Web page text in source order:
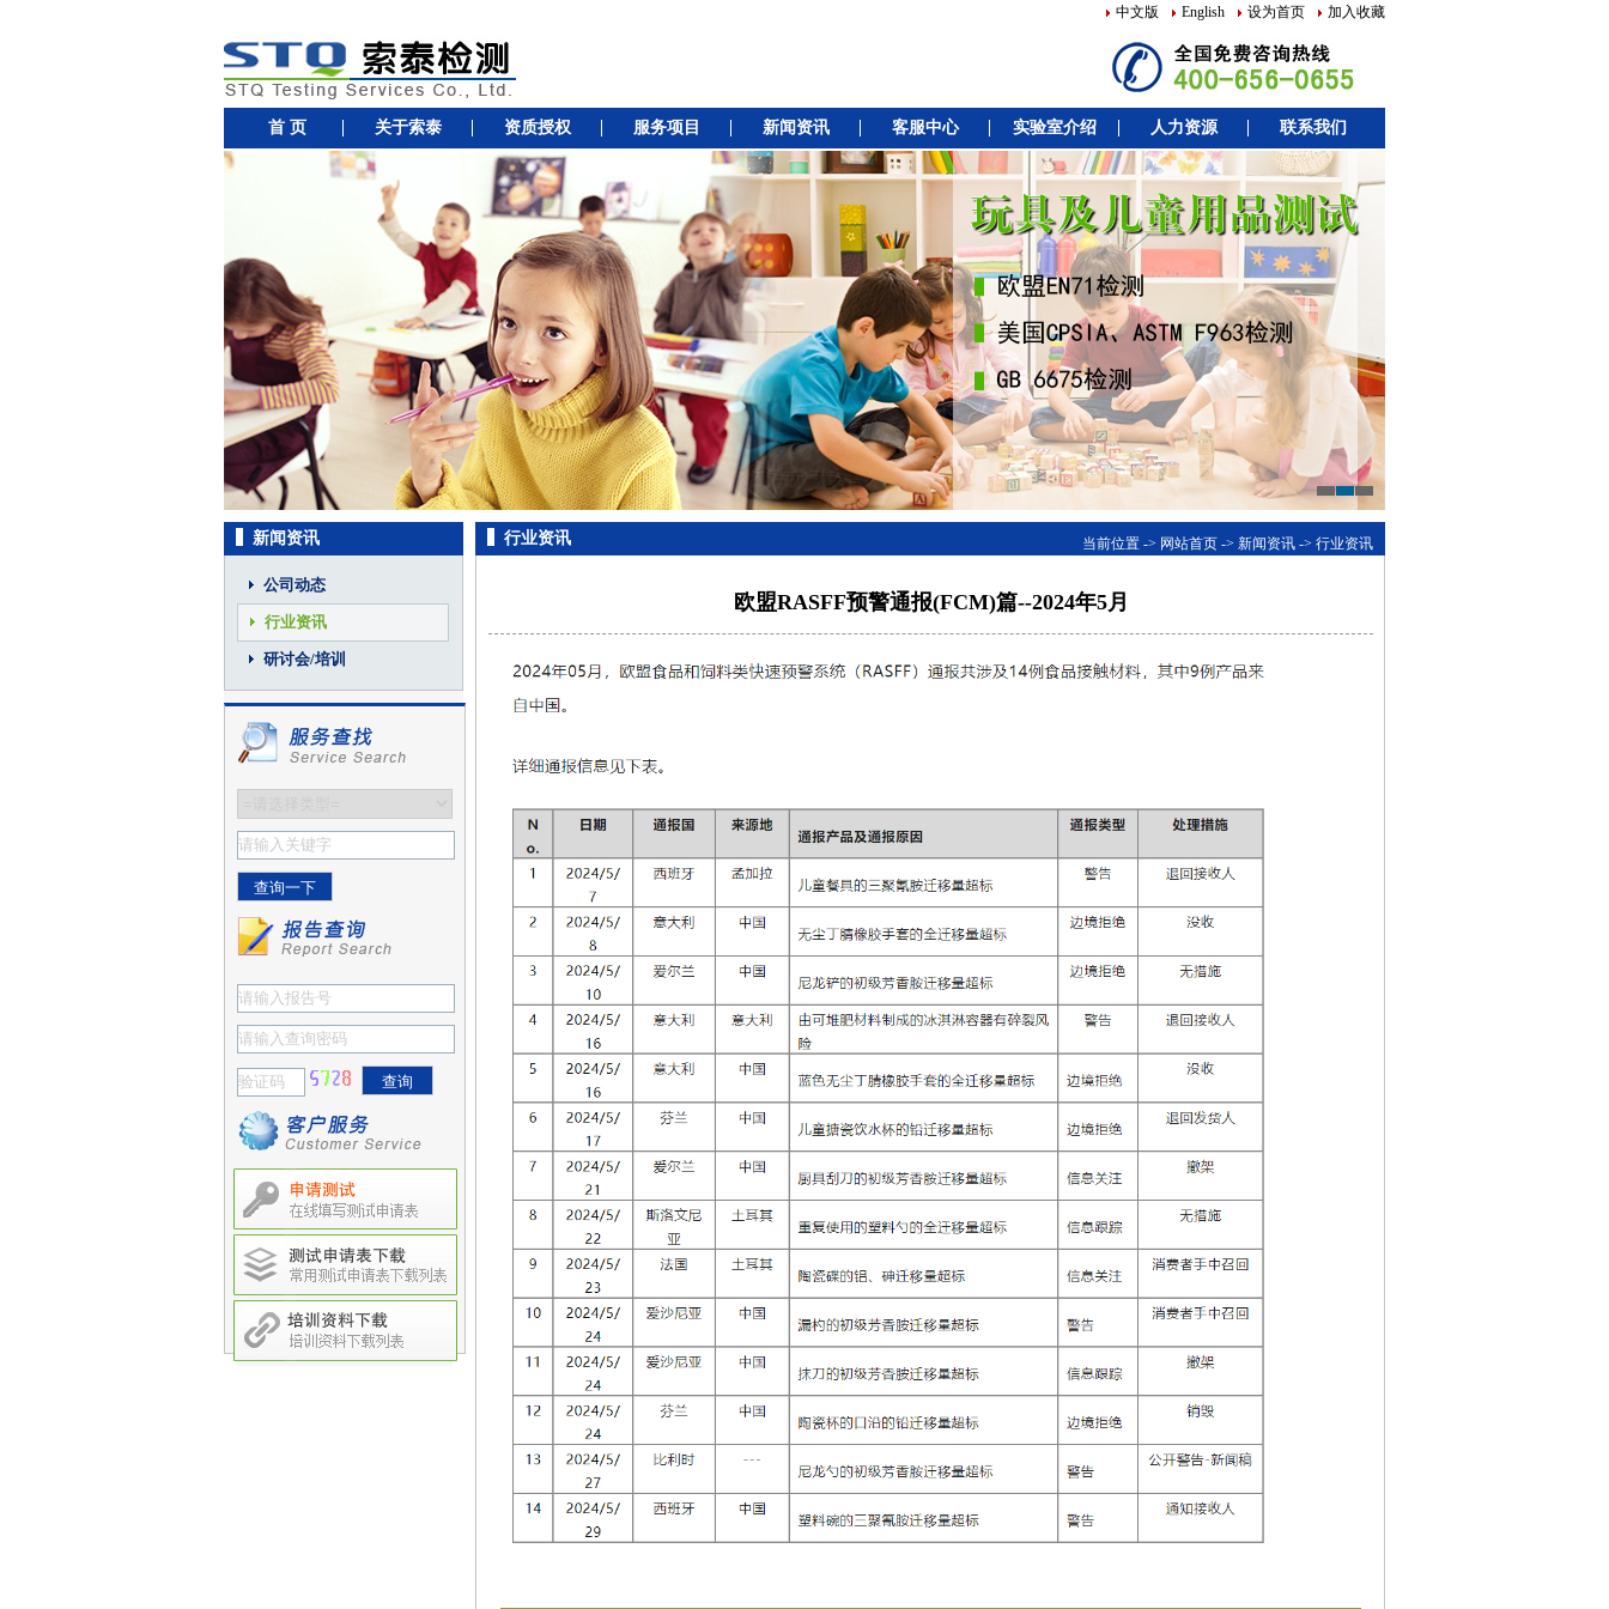
中文版 English 设为首页 加入收藏
首 页 关于索泰 资质授权 服务项目 新闻资讯 客服中心 实验室介绍 人力资源 联系我们
新闻资讯
公司动态
行业资讯
研讨会/培训
行业资讯 当前位置 -> 网站首页 -> 新闻资讯 -> 行业资讯
欧盟RASFF预警通报(FCM)篇--2024年5月